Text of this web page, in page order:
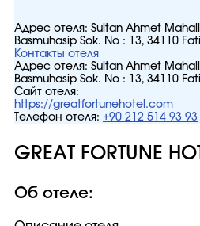
Адрес отеля: Sultan Ahmet
Basmuhasip Sok. No : 13, 34110
Контакты отеля
Адрес отеля: Sultan Ahmet
Basmuhasip Sok. No : 13, 34110
Сайт отеля:
https://greatfortunehotel.com
Телефон отеля: +90 212 514 93 93
GREAT FORTUNE
Об отеле: